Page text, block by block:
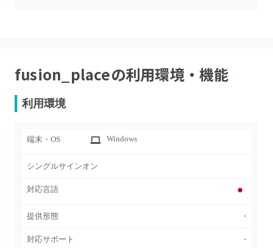
fusion_placeの利用環境・機能
利用環境
端末・OS Windows
シングルサインオン
対応言語
提供形態 -
対応サポート -